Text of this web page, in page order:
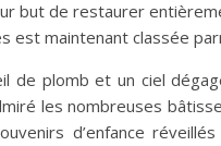
but de restaurer
maintenant classée
de plomb et un ciel
les nombreuses
d’enfance